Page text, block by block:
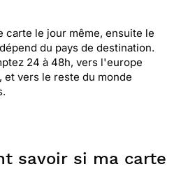
carte le jour même, ensuite le
du pays de destination.
24 à 48h, vers l'europe
et vers le reste du monde
savoir si ma carte